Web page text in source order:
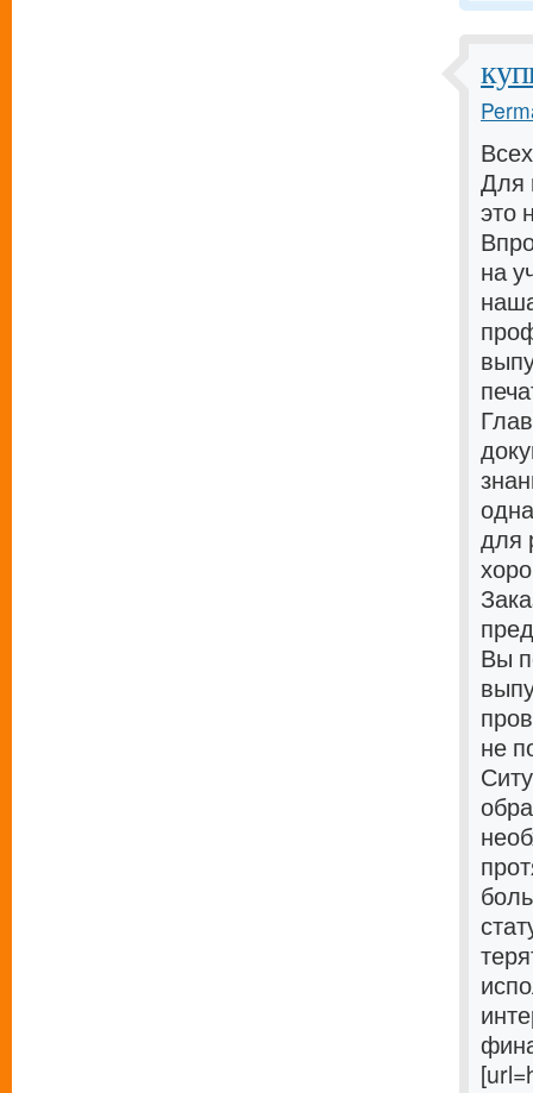
Для
это
на
для
Вы
не